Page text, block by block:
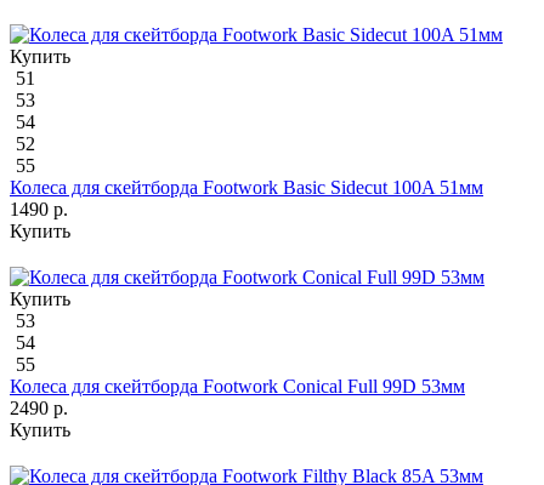
Купить
51
53
54
52
55
Колеса для скейтборда Footwork Basic Sidecut 100A 51мм
1490 р.
Купить
Купить
53
54
55
Колеса для скейтборда Footwork Conical Full 99D 53мм
2490 р.
Купить